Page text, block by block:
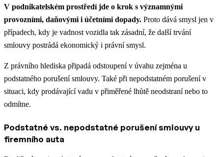
V podnikatelském prostředí jde o krok s významnými
provozními, daňovými i účetními dopady. Proto dává smysl jen v
případech, kdy je vadnost vozidla tak zásadní, že další trvání
smlouvy postrádá ekonomický i právní smysl.
Z právního hlediska připadá odstoupení v úvahu zejména u
podstatného porušení smlouvy. Také při nepodstatném porušení v
situaci, kdy prodávající vadu v přiměřené lhůtě neodstraní nebo to
odmítne.
Podstatné vs. nepodstatné porušení smlouvy u
firemního auta